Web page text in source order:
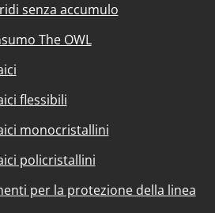
senza accumulo
The OWL
flessibili
monocristallini
policristallini
per la protezione della linea